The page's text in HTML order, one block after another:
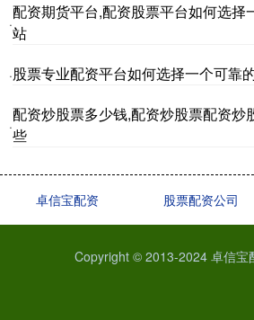
·
配资期货平台,配资股票平台如何选择
站
·股票专业配资平台如何选择一个可靠
·
配资炒股票多少钱,配资炒股票配资炒
些
卓信宝配资 股票配资公司
Copyright © 2013-2024 卓信宝